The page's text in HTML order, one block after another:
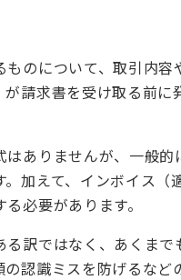
のについて、取引内
請求書を受け取る前
ありませんが、一般
加えて、インボイス
必要があります。
訳ではなく、あくま
認識ミスを防げるなど